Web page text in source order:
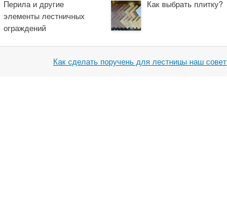
Перила и другие
элементы лестничных
ограждений
Как выбрать плитку?
Как сделать поручень для лестницы наш совет